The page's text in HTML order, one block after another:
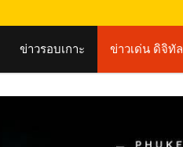
ข่าวรอบเกาะ ข่าวเด่น ดิจิทัล